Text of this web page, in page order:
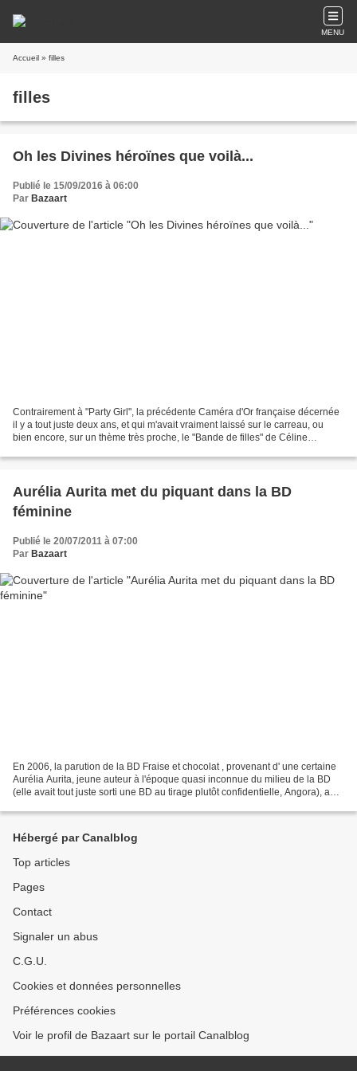
MENU
Accueil » filles
filles
Oh les Divines héroïnes que voilà...
Publié le 15/09/2016 à 06:00
Par Bazaart
Contrairement à "Party Girl", la précédente Caméra d'Or française décernée
il y a tout juste deux ans, et qui m'avait vraiment laissé sur le carreau, ou
bien encore, sur un thème très proche, le "Bande de filles" de Céline
Aurélia Aurita met du piquant dans la BD
féminine
Publié le 20/07/2011 à 07:00
Par Bazaart
En 2006, la parution de la BD Fraise et chocolat , provenant d' une certaine
Aurélia Aurita, jeune auteur à l'époque quasi inconnue du milieu de la BD
(elle avait tout juste sorti une BD au tirage plutôt confidentielle, Angora), a
Hébergé par Canalblog
Top articles
Pages
Contact
Signaler un abus
C.G.U.
Cookies et données personnelles
Préférences cookies
Voir le profil de Bazaart sur le portail Canalblog